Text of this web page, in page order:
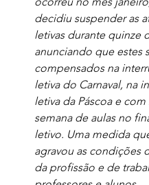
decidiu suspender as
letivas durante quinze
anunciando que estes
compensados na
letiva do Carnaval, na
letiva da Páscoa e
semana de aulas no
letivo. Uma medida
agravou as condições
da profissão e de